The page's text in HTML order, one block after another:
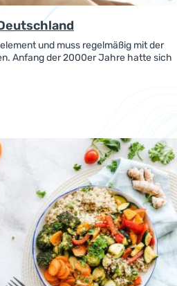
und muss regelmäßig mit der
Anfang der 2000er Jahre hatte sich
die Aufnahmen von Jod